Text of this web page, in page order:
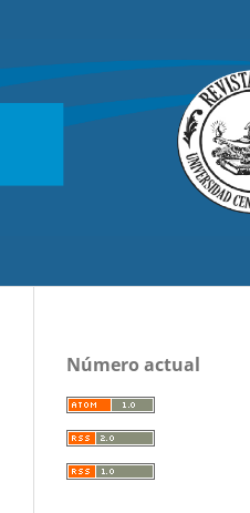
Número actual